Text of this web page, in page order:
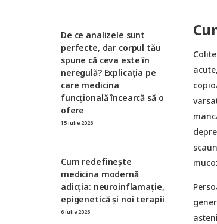
De ce analizele sunt
perfecte, dar corpul tău
spune că ceva este în
neregulă? Explicația pe
care medicina
funcțională încearcă să o
ofere
15 iulie 2026
Cum redefinește
medicina modernă
adicția: neuroinflamație,
epigenetică și noi terapii
6 iulie 2026